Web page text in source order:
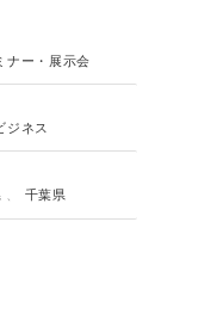
ナー・展示会
ジネス
千葉県